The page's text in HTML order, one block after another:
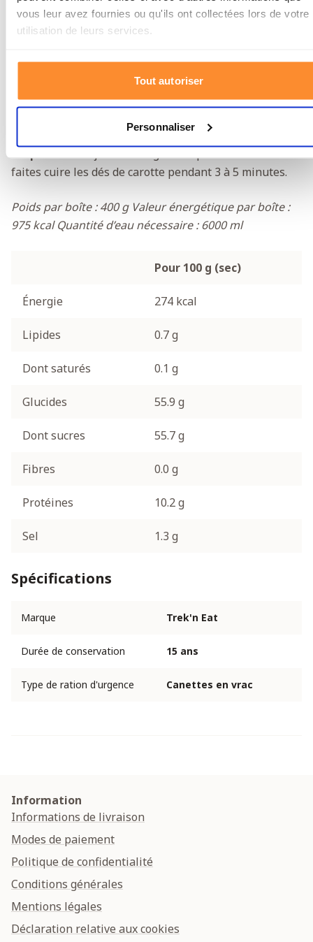
vous leur avez fournies ou qu'ils ont collectées lors de votre
utilisation de leurs services.
Tout autoriser
Personnaliser
et faciles à empiler, ce qui vous permet de créer
rapidement une grande réserve alimentaire dans un
toutes nosrations d’urgence Katadyn.
Informations nutritionnelles
faites cuire les dés de carotte pendant 3 à 5 minutes.
Poids par boîte : 400 gValeur énergétique par boîte :
975 kcalQuantité d’eau nécessaire : 6000 ml
Pour 100 g (sec)
Énergie 274 kcal
Lipides 0.7 g
Dont saturés 0.1 g
Glucides 55.9 g
Dont sucres 55.7 g
Fibres 0.0 g
Protéines 10.2 g
Sel 1.3 g
Spécifications
Marque Trek'n Eat
Durée de conservation 15 ans
Type de ration d'urgence Canettes en vrac
Information
Informations de livraison
Modes de paiement
Politique de confidentialité
Conditions générales
Mentions légales
Déclaration relative aux cookies